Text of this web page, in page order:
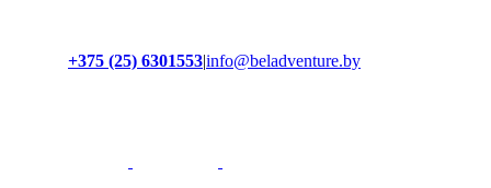
+375 (25) 6301553|info@beladventure.by